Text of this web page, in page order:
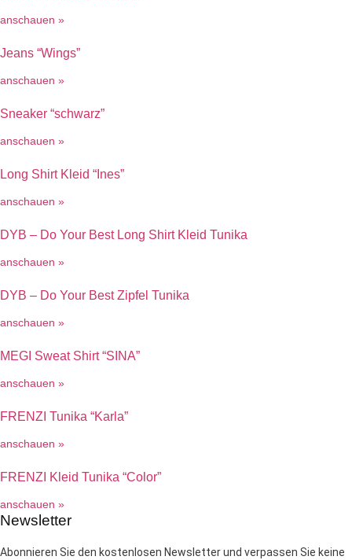
anschauen »
Jeans “Wings”
anschauen »
Sneaker “schwarz”
anschauen »
Long Shirt Kleid “Ines”
anschauen »
DYB – Do Your Best Long Shirt Kleid Tunika
anschauen »
DYB – Do Your Best Zipfel Tunika
anschauen »
MEGI Sweat Shirt “SINA”
anschauen »
FRENZI Tunika “Karla”
anschauen »
FRENZI Kleid Tunika “Color”
anschauen »
Newsletter
Abonnieren Sie den kostenlosen Newsletter und verpassen Sie keine